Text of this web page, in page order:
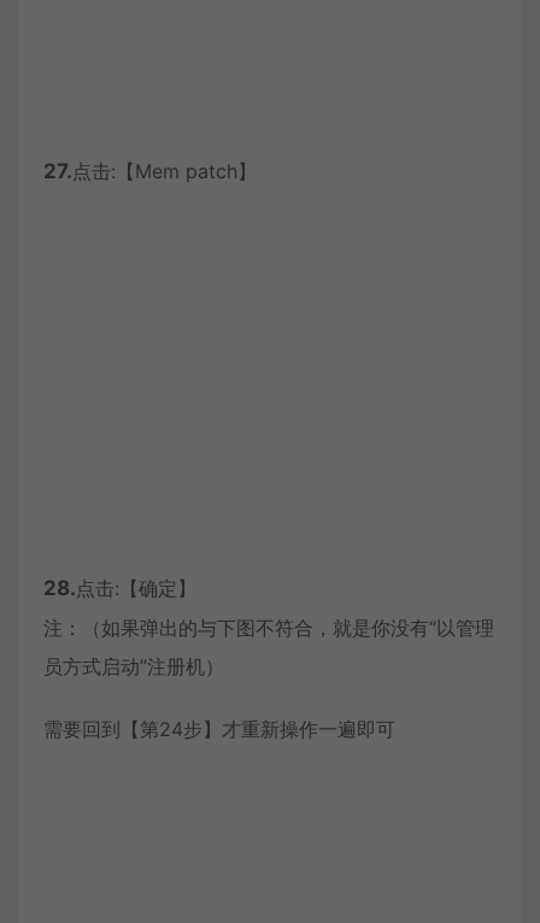
27.点击:【Mem patch】
28.点击:【确定】
注：（如果弹出的与下图不符合，就是你没有“以管理
员方式启动”注册机）
需要回到【第24步】才重新操作一遍即可